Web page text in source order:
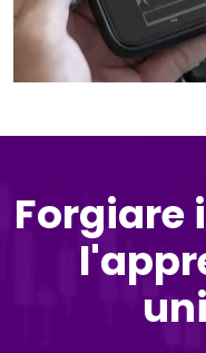
Forgiare